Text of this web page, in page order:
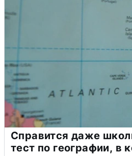
Справится даже
тест по географии, в